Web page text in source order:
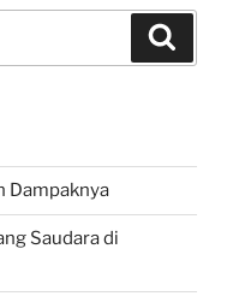
Dampaknya
Saudara di